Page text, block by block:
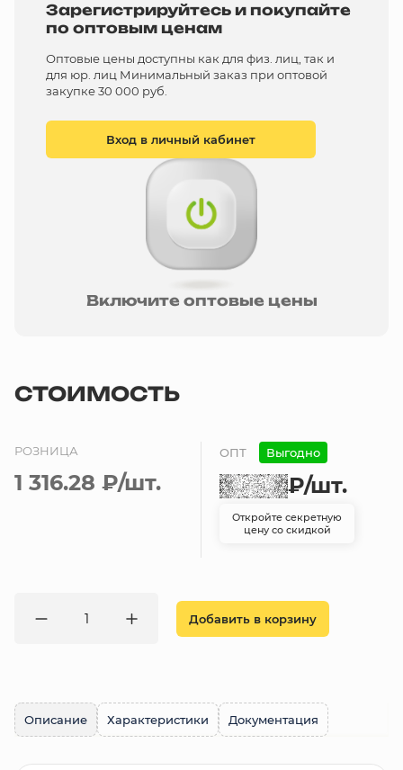
Зарегистрируйтесь и покупайте
по оптовым ценам
Оптовые цены доступны как для физ. лиц, так и
для юр. лиц Минимальный заказ при оптовой
закупке 30 000 руб.
Вход в личный кабинет
Включите оптовые цены
СТОИМОСТЬ
РОЗНИЦА
1 316.28 ₽/шт.
ОПТ Выгодно
₽/шт.
Откройте секретную
цену со скидкой
Добавить в корзину
Описание Характеристики Документация